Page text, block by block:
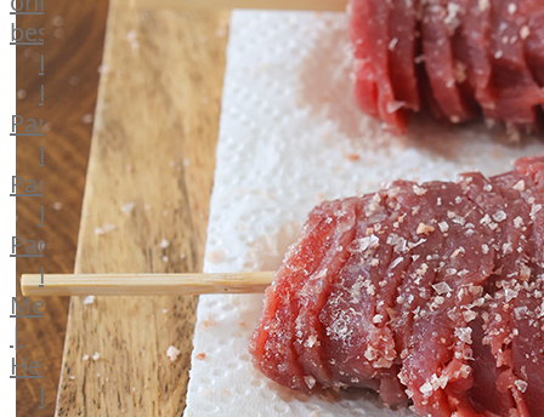
bestellen
Karriere
Kochschul-
Partner
Depot-
Partner
Frischetheken-
Partner
Männer
Metzger
|
Heinsberg
Feinkost